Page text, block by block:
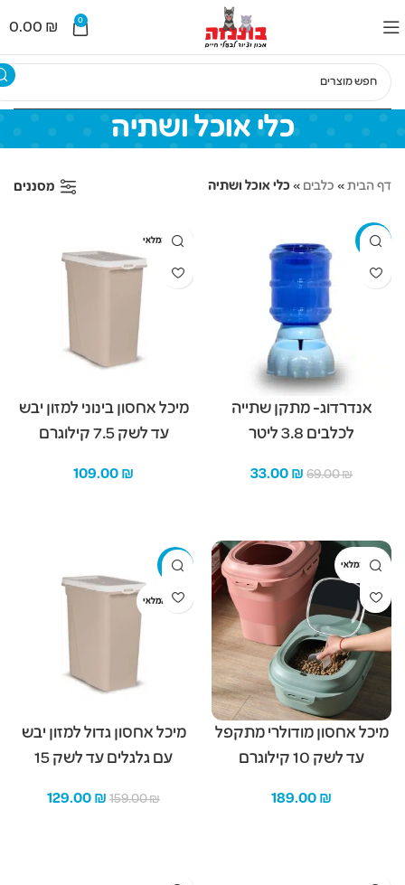
0
0.00 ₪
כלי אוכל ושתיה
דף הבית» כלבים » כלי אוכל ושתיה מסננים
-52%
אנדרדוג- מתקן שתייה
לכלבים 3.8 ליטר
69.00₪
33.00 ₪
אזל מהמלאי
מיכל אחסון בינוני למזון יבש
עד לשק 7.5 קילוגרם
109.00 ₪
אזל מהמלאי
מיכל אחסון מודולרי מתקפל
עד לשק 10 קילוגרם
189.00 ₪
-19%
אזל מהמלאי
מיכל אחסון גדול למזון יבש
עם גלגלים עד לשק 15
159.00₪
129.00 ₪